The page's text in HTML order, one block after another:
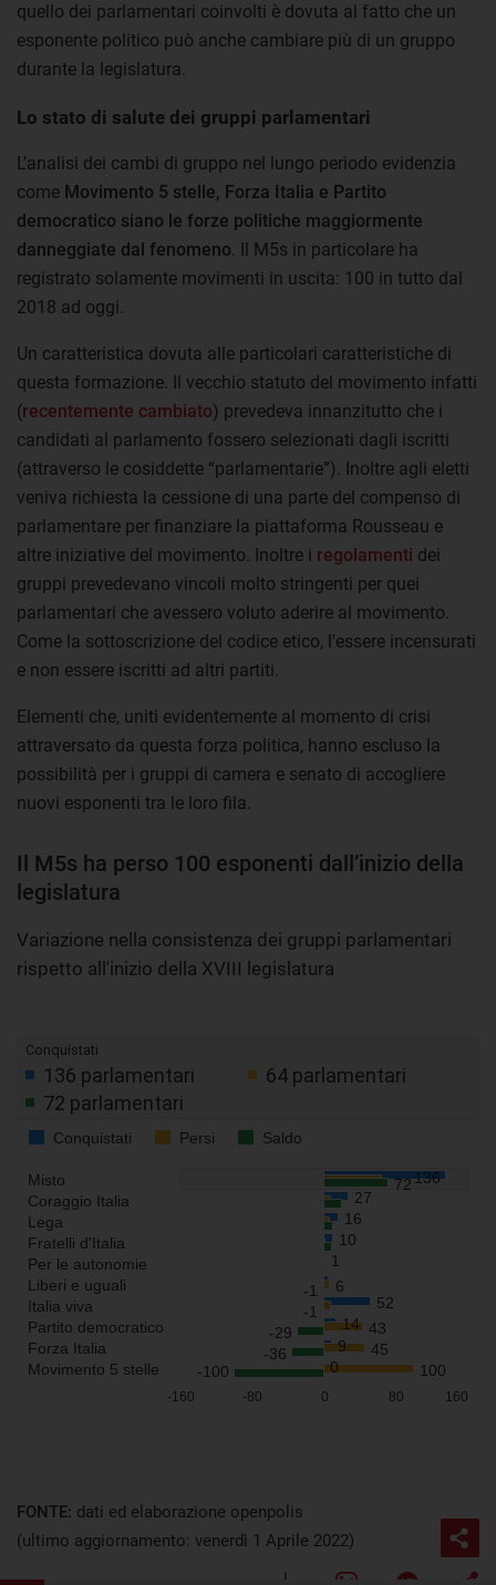
quello dei parlamentari coinvolti è dovuta al fatto che un
esponente politico può anche cambiare più di un gruppo
durante la legislatura.
Lo stato di salute dei gruppi parlamentari
L’analisi dei cambi di gruppo nel lungo periodo evidenzia
come Movimento 5 stelle, Forza Italia e Partito
democratico siano le forze politiche maggiormente
danneggiate dal fenomeno. Il M5s in particolare ha
registrato solamente movimenti in uscita: 100 in tutto dal
2018 ad oggi.
Un caratteristica dovuta alle particolari caratteristiche di
questa formazione. Il vecchio statuto del movimento infatti
(recentemente cambiato) prevedeva innanzitutto che i
candidati al parlamento fossero selezionati dagli iscritti
(attraverso le cosiddette “parlamentarie”). Inoltre agli eletti
veniva richiesta la cessione di una parte del compenso di
parlamentare per finanziare la piattaforma Rousseau e
altre iniziative del movimento. Inoltre i regolamenti dei
gruppi prevedevano vincoli molto stringenti per quei
parlamentari che avessero voluto aderire al movimento.
Come la sottoscrizione del codice etico, l'essere incensurati
e non essere iscritti ad altri partiti.
Elementi che, uniti evidentemente al momento di crisi
attraversato da questa forza politica, hanno escluso la
possibilità per i gruppi di camera e senato di accogliere
nuovi esponenti tra le loro fila.
Il M5s ha perso 100 esponenti dall’inizio della
legislatura
Variazione nella consistenza dei gruppi parlamentari
rispetto all'inizio della XVIII legislatura
FONTE: dati ed elaborazione openpolis
(ultimo aggiornamento: venerdì 1 Aprile 2022)